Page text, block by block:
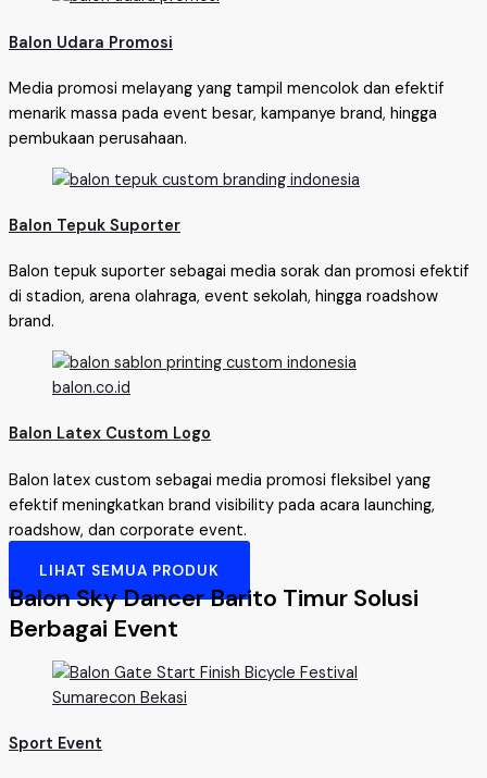
Balon Udara Promosi
Media promosi melayang yang tampil mencolok dan efektif
menarik massa pada event besar, kampanye brand, hingga
pembukaan perusahaan.
Balon Tepuk Suporter
Balon tepuk suporter sebagai media sorak dan promosi efektif
di stadion, arena olahraga, event sekolah, hingga roadshow
brand.
Balon Latex Custom Logo
Balon latex custom sebagai media promosi fleksibel yang
efektif meningkatkan brand visibility pada acara launching,
roadshow, dan corporate event.
LIHAT SEMUA PRODUK
Balon Sky Dancer Barito Timur Solusi
Berbagai Event
Sport Event